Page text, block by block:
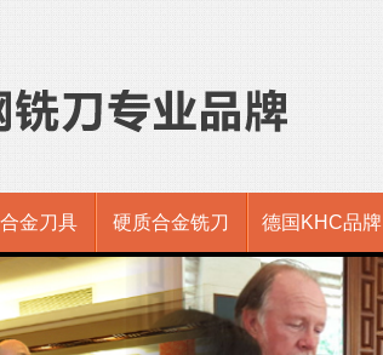
金刀具 硬质合金铣刀 德国KHC品牌